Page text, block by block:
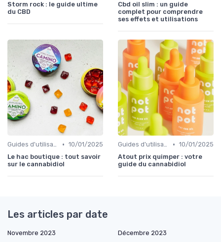
Storm rock : le guide ultime
du CBD
Cbd oil slim : un guide
complet pour comprendre
ses effets et utilisations
Guides d'utilisation • 10/01/2025
Le hac boutique : tout savoir
sur le cannabidiol
Guides d'utilisation • 10/01/2025
Atout prix quimper : votre
guide du cannabidiol
Les articles par date
Novembre 2023
Décembre 2023